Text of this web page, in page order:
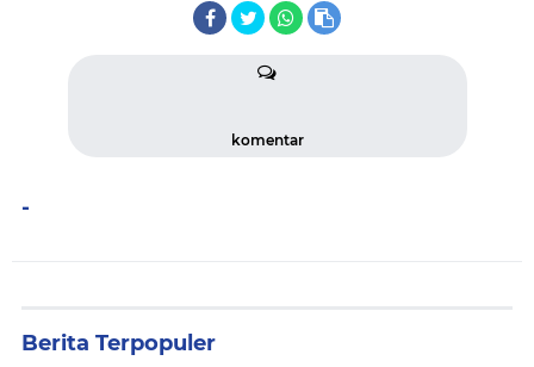
komentar
-
Berita Terpopuler